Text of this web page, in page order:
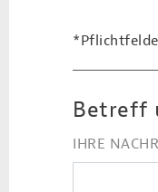
Betreff
IHRE